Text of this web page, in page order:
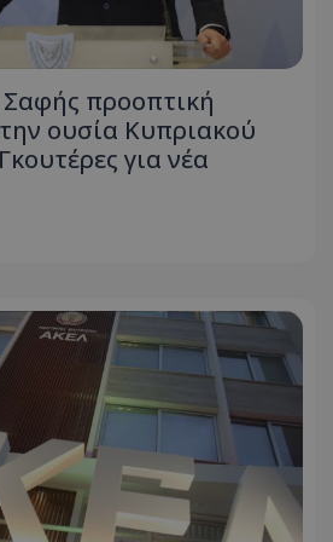
προοπτική
ουσία Κυπριακού
για νέα
Microsoft Corporation
YouTube